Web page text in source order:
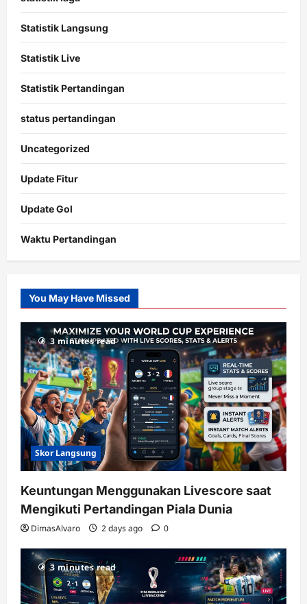
Statistik Langsung
Statistik Live
Statistik Pertandingan
status pertandingan
Uncategorized
Update Fitur
Update Gol
Waktu Pertandingan
Slot
Gacor
RTP
terupdate
You May Have Missed
3 minutes read
Skor Langsung
Keuntungan Menggunakan Livescore saat
Mengikuti Pertandingan Piala Dunia
DimasAlvaro 2 days ago 0
3 minutes read